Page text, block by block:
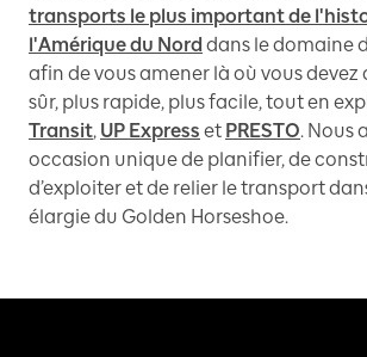
transports le plus important de
l'Amérique du Nord dans le domaine
afin de vous amener là où vous devez
sûr, plus rapide, plus facile, tout en
Transit, UP Express et PRESTO. Nous
occasion unique de planifier, de
d’exploiter et de relier le transport
élargie du Golden Horseshoe.